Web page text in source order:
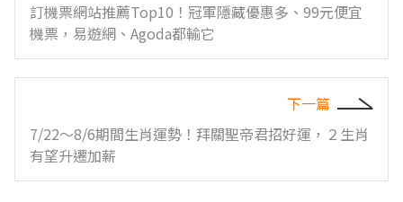
訂機票網站推薦Top10！冠軍隱藏優惠多、99元便宜
機票，易遊網、Agoda都輸它
下一篇
7/22～8/6期間生肖運勢！拜關聖帝君招好運，２生肖
有望升遷加薪